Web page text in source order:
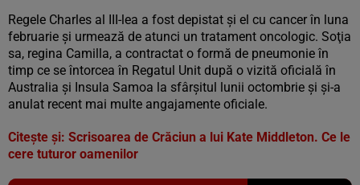
Regele Charles al III-lea a fost depistat şi el cu cancer în luna
februarie şi urmează de atunci un tratament oncologic. Soţia
sa, regina Camilla, a contractat o formă de pneumonie în
timp ce se întorcea în Regatul Unit după o vizită oficială în
Australia şi Insula Samoa la sfârşitul lunii octombrie şi şi-a
anulat recent mai multe angajamente oficiale.
Citește și: Scrisoarea de Crăciun a lui Kate Middleton. Ce le
cere tuturor oamenilor